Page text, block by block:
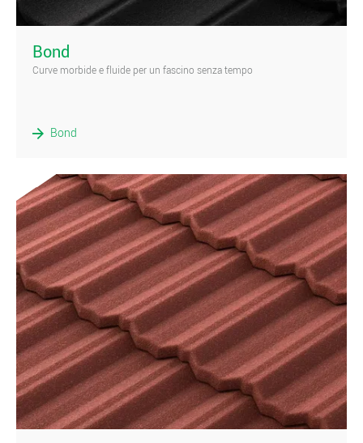
Bond
Curve morbide e fluide per un fascino senza tempo
Bond